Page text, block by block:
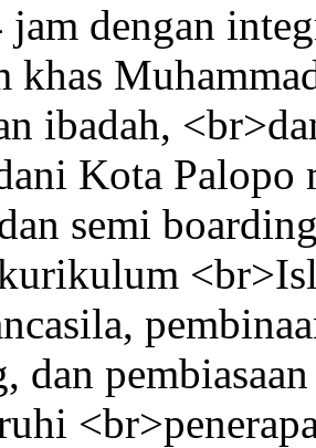
jam dengan
khas
ibadah,
Kota Palopo
semi
dan